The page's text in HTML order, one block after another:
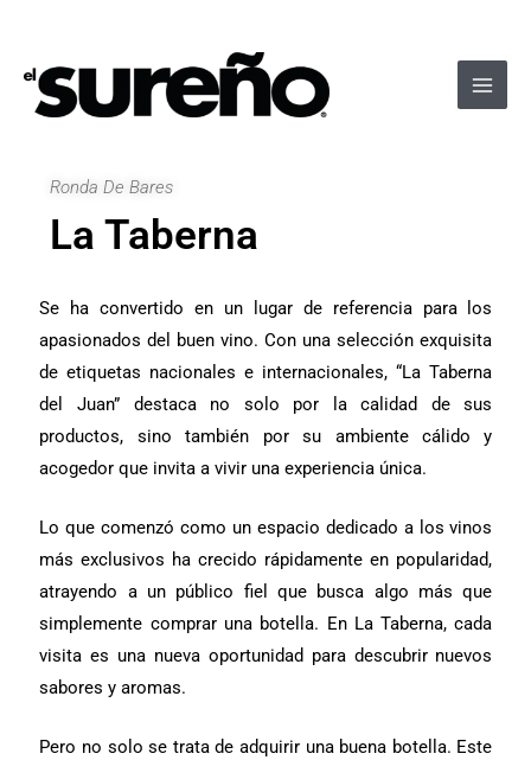
contenido
Ronda De Bares
La Taberna
Se ha convertido en un lugar de referencia para los
apasionados del buen vino. Con una selección exquisita
de etiquetas nacionales e internacionales, “La Taberna
del Juan” destaca no solo por la calidad de sus
productos, sino también por su ambiente cálido y
acogedor que invita a vivir una experiencia única.
Lo que comenzó como un espacio dedicado a los vinos
más exclusivos ha crecido rápidamente en popularidad,
atrayendo a un público fiel que busca algo más que
simplemente comprar una botella. En La Taberna, cada
visita es una nueva oportunidad para descubrir nuevos
sabores y aromas.
Pero no solo se trata de adquirir una buena botella. Este
entradas